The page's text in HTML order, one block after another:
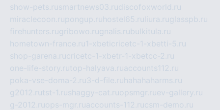
show-pets.rusmartnews03.rudiscofoxworld.ru
miraclecoon.rupongup.ru hostel65.ru liura.ruglasspb.ru
firehunters.rugribowo.rugnalis.rubulkitula.ru
hometown-france.ru1-xbeticricetc-1-xbetti-5.ru
shop-garena.rucricetc-1-xbetr-1-xbetcc-2.ru
one-life-story.rutop-halyava.ruaccounts112.ru
poka-vse-doma-2.ru3-d-file.ru hahahaharms.ru
g2012.rutst-1.rushaggy-cat.ruopsmgr.ruev-gallery.ru
g-2012.ruops-mgr.ruaccounts-112.rucsm-demo.ru